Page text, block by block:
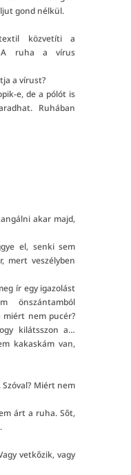
gond nélkül.
közvetíti a
A ruha a vírus
a vírust?
e, de a pólót is
Ruhában
akar majd,
el, senki sem
mert veszélyben
ír egy igazolást
önszántamból
miért nem pucér?
kilátsszon a…
kakaskám van,
Miért nem
árt a ruha. Sőt,
vetkőzik, vagy